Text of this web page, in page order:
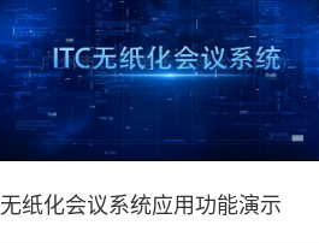
无纸化会议系统应用功能演示